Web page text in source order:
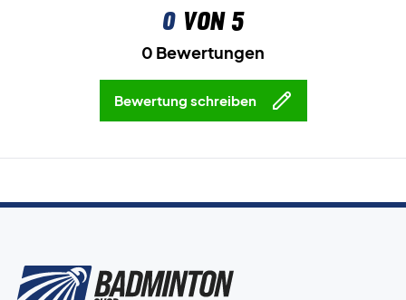
0von 5
0 Bewertungen
Bewertung schreiben